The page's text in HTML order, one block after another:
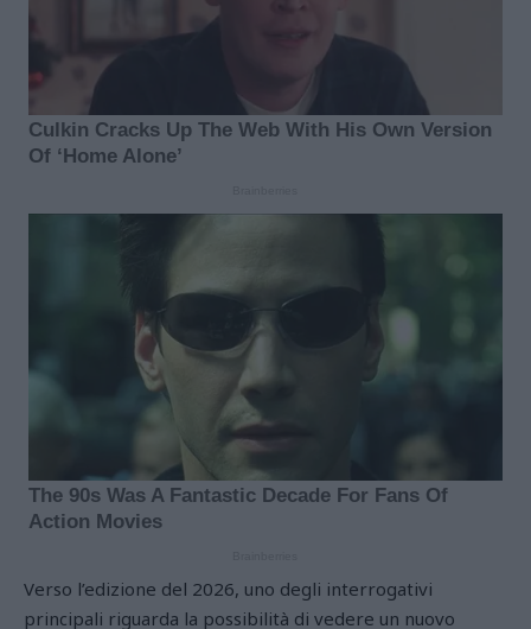
Verso l’edizione del 2026, uno degli interrogativi
principali riguarda la possibilità di vedere un nuovo